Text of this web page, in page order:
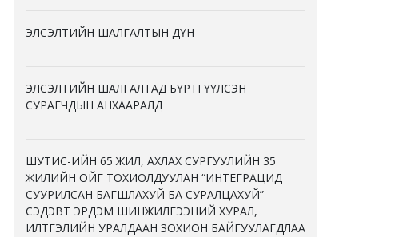
ЭЛСЭЛТИЙН ШАЛГАЛТЫН ДҮН
ЭЛСЭЛТИЙН ШАЛГАЛТАД БҮРТГҮҮЛСЭН
СУРАГЧДЫН АНХААРАЛД
ШУТИС-ИЙН 65 ЖИЛ, АХЛАХ СУРГУУЛИЙН 35
ЖИЛИЙН ОЙГ ТОХИОЛДУУЛАН “ИНТЕГРАЦИД
СУУРИЛСАН БАГШЛАХУЙ БА СУРАЛЦАХУЙ”
СЭДЭВТ ЭРДЭМ ШИНЖИЛГЭЭНИЙ ХУРАЛ,
ИЛТГЭЛИЙН УРАЛДААН ЗОХИОН БАЙГУУЛАГДЛАА